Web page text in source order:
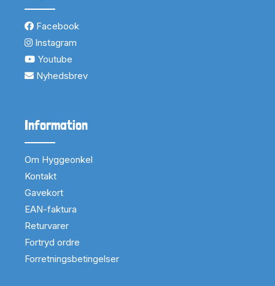
Facebook
Instagram
Youtube
Nyhedsbrev
Information
Om Hyggeonkel
Kontakt
Gavekort
EAN-faktura
Returvarer
Fortryd ordre
Forretningsbetingelser